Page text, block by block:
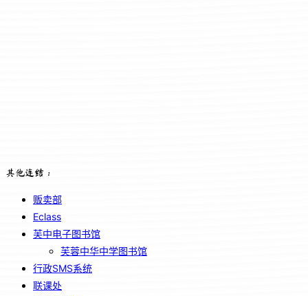
其他连结：
贩卖部
Eclass
芙中电子图书馆
芙蓉中华中学图书馆
行政SMS系统
联课处